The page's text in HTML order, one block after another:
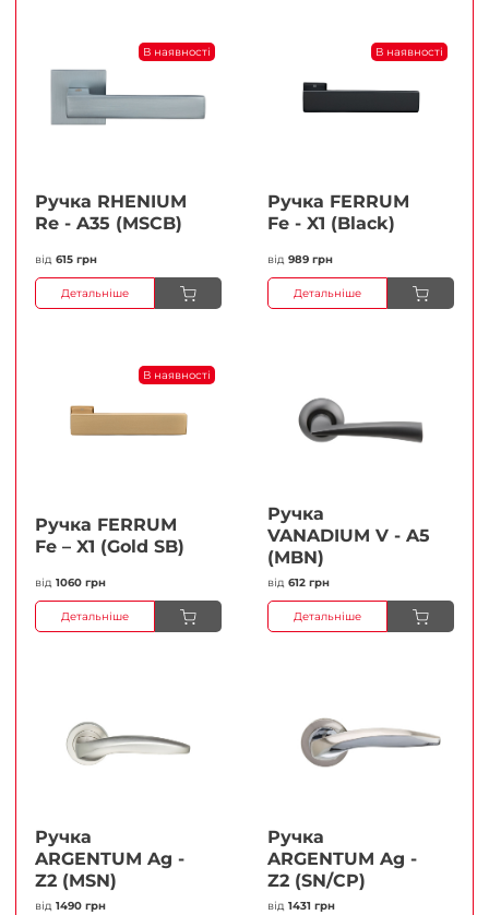
В наявності
Ручка RHENIUM
Re - A35 (MSCB)
від 615 грн
Детальніше
В наявності
Ручка FERRUМ
Fe - X1 (Black)
від 989 грн
Детальніше
В наявності
Ручка FERRUМ
Fe – X1 (Gold SB)
від 1060 грн
Детальніше
Ручка
VANADIUM V - A5
(MBN)
від 612 грн
Детальніше
Ручка
ARGENTUM Ag -
Z2 (MSN)
від 1490 грн
Ручка
ARGENTUM Ag -
Z2 (SN/CP)
від 1431 грн